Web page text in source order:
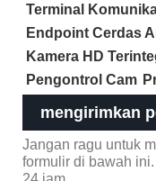
Terminal
Endpoint Cerdas
Kamera HD
Pengontrol Cam
mengirimkan
Jangan ragu untuk
formulir di bawah